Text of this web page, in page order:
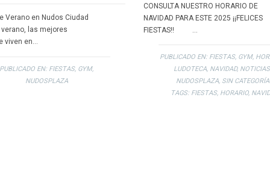
Verano en Nudos Ciudad
verano, las mejores
viven en…
PUBLICADO EN: FIESTAS, GYM,
NUDOSPLAZA
CONSULTA NUESTRO HORARIO DE
NAVIDAD PARA ESTE 2025 ¡¡FELICES
FIESTAS!! …
PUBLICADO EN: FIESTAS, GYM,
LUDOTECA, NAVIDAD, NOTICIAS
NUDOSPLAZA, SIN CATEGORÍA
TAGS: FIESTAS, HORARIO,